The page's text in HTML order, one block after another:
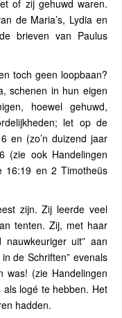
of zij gehuwd waren.
de Maria’s, Lydia en
brieven van Paulus
toch geen loopbaan?
schenen in hun eigen
hoewel gehuwd,
let op de
en (zo’n duizend jaar
(zie ook Handelingen
16:19 en 2 Timotheüs
zijn. Zij leerde veel
tenten. Zij, met haar
uit” aan
de Schriften” evenals
was! (zie Handelingen
logé te hebben. Het
hadden.